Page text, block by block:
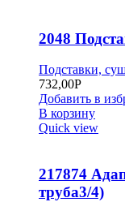
2048
Подставки,
732,00Р
Добавить в
В корзину
Quick view
217874
труба3/4)